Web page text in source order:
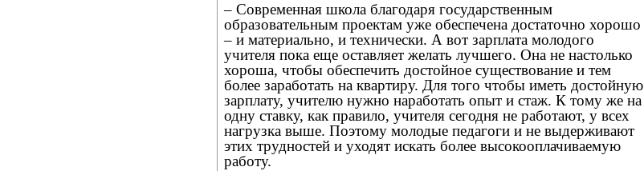
– Современная школа благодаря государственным
образовательным проектам уже обеспечена достаточно хорошо
– и материально, и технически. А вот зарплата молодого
учителя пока еще оставляет желать лучшего. Она не настолько
хороша, чтобы обеспечить достойное существование и тем
более заработать на квартиру. Для того чтобы иметь достойную
зарплату, учителю нужно наработать опыт и стаж. К тому же на
одну ставку, как правило, учителя сегодня не работают, у всех
нагрузка выше. Поэтому молодые педагоги и не выдерживают
этих трудностей и уходят искать более высокооплачиваемую
работу.